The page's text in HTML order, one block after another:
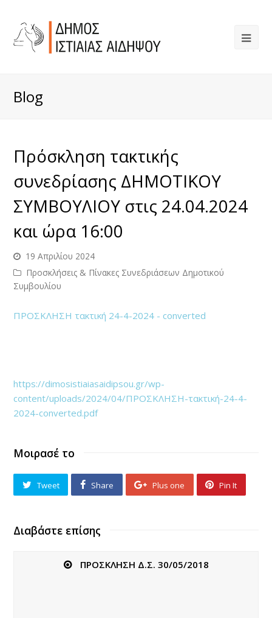
Blog
Πρόσκληση τακτικής
συνεδρίασης ΔΗΜΟΤΙΚΟΥ
ΣΥΜΒΟΥΛΙΟΥ στις 24.04.2024
και ώρα 16:00
19 Απριλίου 2024
Προσκλήσεις & Πίνακες Συνεδριάσεων Δημοτικού
Συμβουλίου
ΠΡΟΣΚΛΗΣΗ τακτική 24-4-2024 - converted
https://dimosistiaiasaidipsou.gr/wp-
content/uploads/2024/04/ΠΡΟΣΚΛΗΣΗ-τακτική-24-4-
2024-converted.pdf
Μοιρασέ το
Tweet Share Plus one Pin It
Διαβάστε επίσης
ΠΡΟΣΚΛΗΣΗ Δ.Σ. 30/05/2018